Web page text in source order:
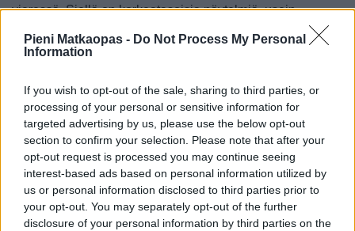
Pieni Matkaopas - Do Not Process My Personal
Information
If you wish to opt-out of the sale, sharing to third parties, or
processing of your personal or sensitive information for
targeted advertising by us, please use the below opt-out
section to confirm your selection. Please note that after your
opt-out request is processed you may continue seeing
interest-based ads based on personal information utilized by
us or personal information disclosed to third parties prior to
your opt-out. You may separately opt-out of the further
disclosure of your personal information by third parties on the
vieressä. Siellä on korkeatasoisia näytelmiä, usein
klassikoita kuten Goethea, ja lippuja saa alkaen noin 5
eurolla mutta useimpiin näytelmiin liput maksavat 10–27
Tapahtumat
Dresdenissä on saksalaiseen tyyliin paljon markkinoita,
karnevaaleja ja muita tapahtumia, jotka usein liittyvät
vuodenaikoihin. Keskeinen Altmarkt-aukio on paikka, jossa
on esimerkiksi joulumarkkinat sekä kevät- ja
syyskarnevaalit, ja ne ovat tyypillisiä saksalaisia juhlia,
joilla tarjoillaan olutta, viiniä ja makkaraa ja joissa lapsia